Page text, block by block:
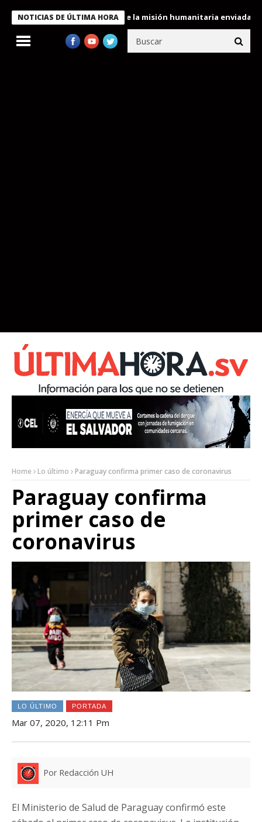
NOTICIAS DE ÚLTIMA HORA
condecora a miembros de la misión humanitaria enviada a
Home Lo último Paraguay confirma primer caso de coronavirus
Paraguay confirma
primer caso de
coronavirus
LO ÚLTIMO PORTADA
Mar 07, 2020, 12:11 Pm
Por Redacción UH
El Ministerio de Salud de Paraguay confirmó este